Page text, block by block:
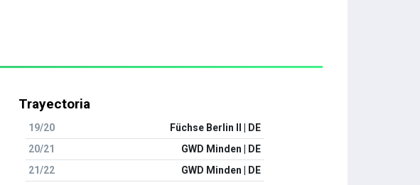
Trayectoria
19/20
Füchse Berlin II | DE
20/21
GWD Minden | DE
21/22
GWD Minden | DE